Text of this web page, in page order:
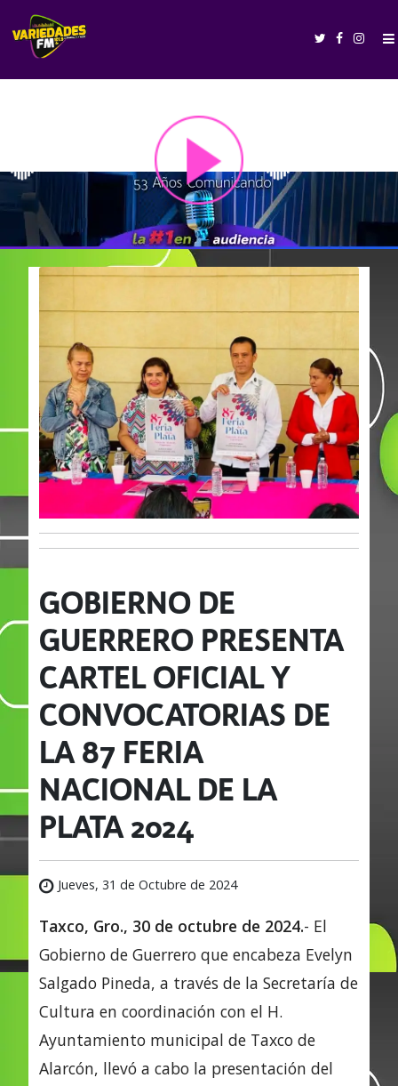
GOBIERNO DE
GUERRERO PRESENTA
CARTEL OFICIAL Y
CONVOCATORIAS DE
LA 87 FERIA
NACIONAL DE LA
PLATA 2024
Jueves, 31 de Octubre de 2024
Taxco, Gro., 30 de octubre de 2024.- El
Gobierno de Guerrero que encabeza Evelyn
Salgado Pineda, a través de la Secretaría de
Cultura en coordinación con el H.
Ayuntamiento municipal de Taxco de
Alarcón, llevó a cabo la presentación del